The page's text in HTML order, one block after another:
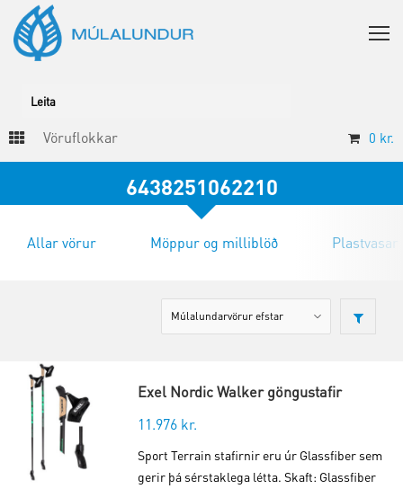
Vöruflokkar 0 kr.
6438251062210
Allar vörur Möppur og milliblöð
Exel Nordic Walker göngustafir
11.976 kr.
Sport Terrain stafirnir eru úr Glassfiber sem
gerir þá sérstaklega létta. Skaft: Glassfiber